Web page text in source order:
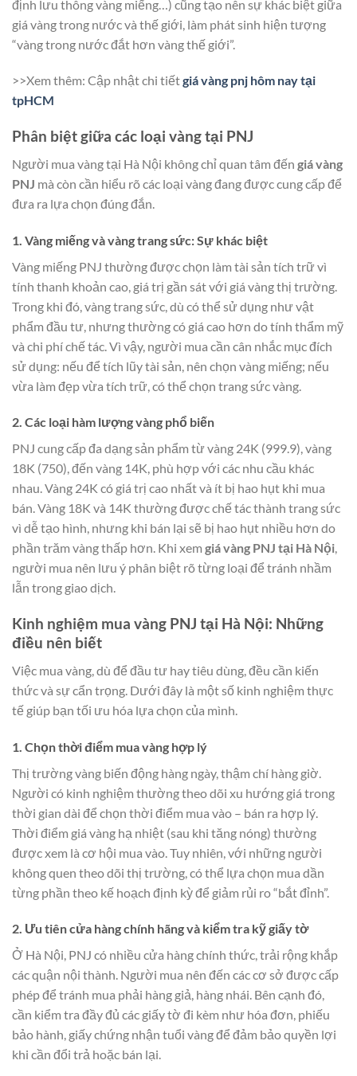
định lưu thông vàng miếng…) cũng tạo nên sự khác biệt giữa
giá vàng trong nước và thế giới, làm phát sinh hiện tượng
“vàng trong nước đắt hơn vàng thế giới”.
>>Xem thêm: Cập nhật chi tiếtgiá vàng pnj hôm nay tại
tpHCM
Phân biệt giữa các loại vàng tại PNJ
Người mua vàng tại Hà Nội không chỉ quan tâm đến giá vàng
PNJ mà còn cần hiểu rõ các loại vàng đang được cung cấp để
đưa ra lựa chọn đúng đắn.
1. Vàng miếng và vàng trang sức: Sự khác biệt
Vàng miếng PNJ thường được chọn làm tài sản tích trữ vì
tính thanh khoản cao, giá trị gần sát với giá vàng thị trường.
Trong khi đó, vàng trang sức, dù có thể sử dụng như vật
phẩm đầu tư, nhưng thường có giá cao hơn do tính thẩm mỹ
và chi phí chế tác. Vì vậy, người mua cần cân nhắc mục đích
sử dụng: nếu để tích lũy tài sản, nên chọn vàng miếng; nếu
vừa làm đẹp vừa tích trữ, có thể chọn trang sức vàng.
2. Các loại hàm lượng vàng phổ biến
PNJ cung cấp đa dạng sản phẩm từ vàng 24K (999.9), vàng
18K (750), đến vàng 14K, phù hợp với các nhu cầu khác
nhau. Vàng 24K có giá trị cao nhất và ít bị hao hụt khi mua
bán. Vàng 18K và 14K thường được chế tác thành trang sức
vì dễ tạo hình, nhưng khi bán lại sẽ bị hao hụt nhiều hơn do
phần trăm vàng thấp hơn. Khi xem giá vàng PNJ tại Hà Nội,
người mua nên lưu ý phân biệt rõ từng loại để tránh nhầm
lẫn trong giao dịch.
Kinh nghiệm mua vàng PNJ tại Hà Nội: Những
điều nên biết
Việc mua vàng, dù để đầu tư hay tiêu dùng, đều cần kiến
thức và sự cẩn trọng. Dưới đây là một số kinh nghiệm thực
tế giúp bạn tối ưu hóa lựa chọn của mình.
1. Chọn thời điểm mua vàng hợp lý
Thị trường vàng biến động hàng ngày, thậm chí hàng giờ.
Người có kinh nghiệm thường theo dõi xu hướng giá trong
thời gian dài để chọn thời điểm mua vào – bán ra hợp lý.
Thời điểm giá vàng hạ nhiệt (sau khi tăng nóng) thường
được xem là cơ hội mua vào. Tuy nhiên, với những người
không quen theo dõi thị trường, có thể lựa chọn mua dần
từng phần theo kế hoạch định kỳ để giảm rủi ro “bắt đỉnh”.
2. Ưu tiên cửa hàng chính hãng và kiểm tra kỹ giấy tờ
Ở Hà Nội, PNJ có nhiều cửa hàng chính thức, trải rộng khắp
các quận nội thành. Người mua nên đến các cơ sở được cấp
phép để tránh mua phải hàng giả, hàng nhái. Bên cạnh đó,
cần kiểm tra đầy đủ các giấy tờ đi kèm như hóa đơn, phiếu
bảo hành, giấy chứng nhận tuổi vàng để đảm bảo quyền lợi
khi cần đổi trả hoặc bán lại.